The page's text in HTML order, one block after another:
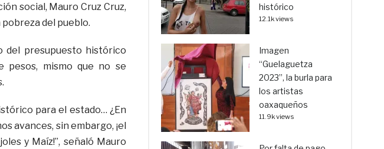
social, Mauro Cruz Cruz,
del pueblo.
del presupuesto histórico
pesos, mismo que no se
para el estado… ¿En
avances, sin embargo, ¡el
y Maíz!”, señaló Mauro
histórico
12.1k views
Imagen
“Guelaguetza
2023”, la burla para
los artistas
oaxaqueños
11.9k views